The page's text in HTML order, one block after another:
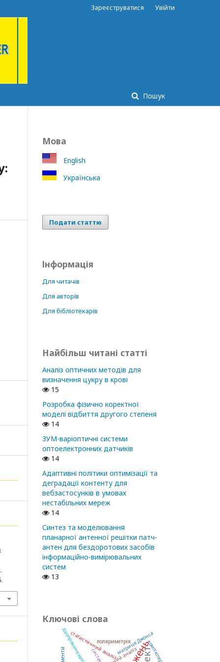
Пошук
Зареєструватися Увійти
Мова
English
Українська
Подати статтю
Інформація
Для читачів
Для авторів
Для бібліотекарів
Найбільш читані статті
Аналіз оптичних методів для
визначення цукру в крові
15
Розробка фізично коректної
моделі відбиття другого степеня
14
ЗУМ-варіоптичні системи
оптоелектронних датчиків
14
Адаптивні політики оптимізації та
деградації контенту для
вебзастосунків в умовах
нестабільних мереж
14
Синтез та моделювання
планарної антенної решітки патч-
антен для бездоротових засобів
інформаційно-вимірювальних
систем
13
Ключові слова
статистичний аналіз
поляриметрія
система
матриця Джонса